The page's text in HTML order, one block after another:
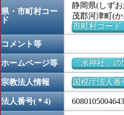
県・市町村コー
ド
静岡県(しず
茂郡河津町(
市町村コード
コメント等
ホームページ等 「水神社」の
宗教法人情報 国税庁法人番
法人番号(＊4) 6080105004643